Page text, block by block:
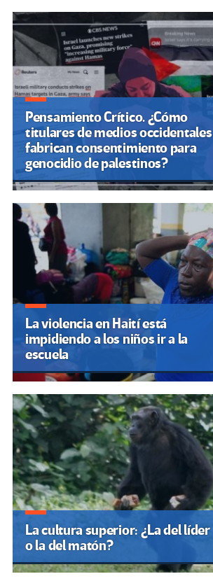
Pensamiento Crítico. ¿Cómo
titulares de medios occidentales
fabrican consentimiento para
genocidio de palestinos?
La violencia en Haití está
impidiendo a los niños ir a la
escuela
La cultura superior: ¿La del líder
o la del matón?